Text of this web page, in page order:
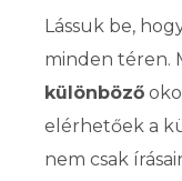
Lássuk be,
minden téren.
különböző
elérhetőek a
nem csak